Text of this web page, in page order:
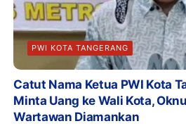
PWI KOTA TANGERANG
Catut Nama Ketua PWI Kota
Minta Uang ke Wali Kota,
Wartawan Diamankan